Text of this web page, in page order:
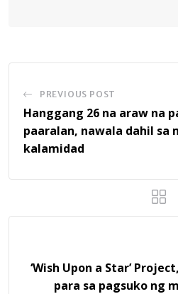
PREVIOUS POST
Hanggang 26 na araw na
paaralan, nawala dahil sa
kalamidad
‘Wish Upon a Star’
para sa pagsuko ng